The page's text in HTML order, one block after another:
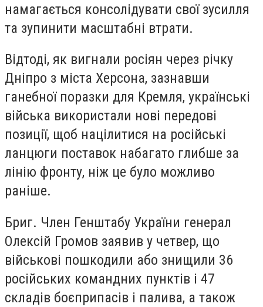
намагається консолідувати свої зусилля
та зупинити масштабні втрати.
Відтоді, як вигнали росіян через річку
Дніпро з міста Херсона, зазнавши
ганебної поразки для Кремля, українські
війська використали нові передові
позиції, щоб націлитися на російські
ланцюги поставок набагато глибше за
лінію фронту, ніж це було можливо
раніше.
Бриг. Член Генштабу України генерал
Олексій Громов заявив у четвер, що
військові пошкодили або знищили 36
російських командних пунктів і 47
складів боєприпасів і палива, а також